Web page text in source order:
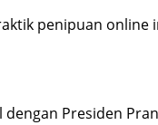
penipuan
dengan Presiden